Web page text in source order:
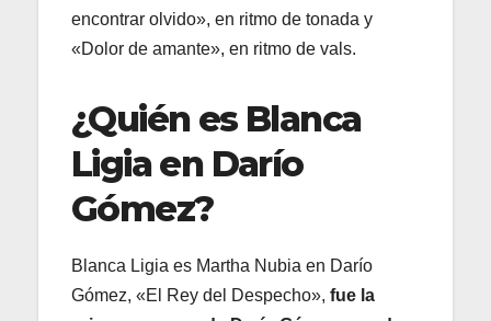
encontrar olvido», en ritmo de tonada y
«Dolor de amante», en ritmo de vals.
¿Quién es Blanca
Ligia en Darío
Gómez?
Blanca Ligia es Martha Nubia en Darío
Gómez, «El Rey del Despecho», fue la